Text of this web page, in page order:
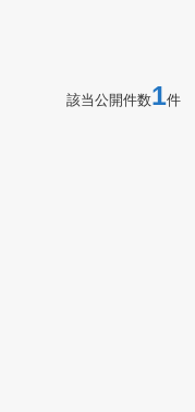
該当公開件数1件